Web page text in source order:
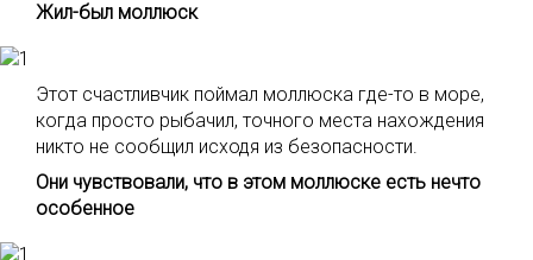
Жил-был моллюск
Этот счастливчик поймал моллюска где-то в море,
когда просто рыбачил, точного места нахождения
никто не сообщил исходя из безопасности.
Они чувствовали, что в этом моллюске есть нечто
особенное